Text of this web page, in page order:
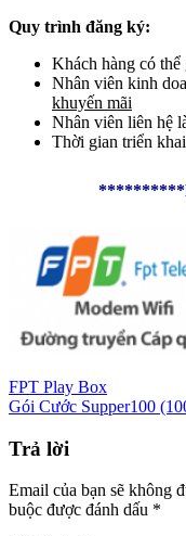
Quy trình đăng ký:
Khách hàng có
Nhân viên kinh
khuyến mãi
Nhân viên liên hệ
Thời gian triển
FPT Play Box
Gói Cước Supper100
Trả lời
Email của bạn sẽ không
buộc được đánh dấu *